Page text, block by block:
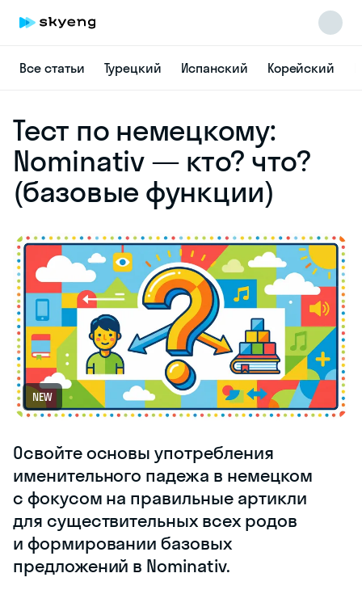
Все статьи Турецкий Испанский Корейский
Тест по немецкому:
Nominativ — кто? что?
(базовые функции)
NEW
Освойте основы употребления
именительного падежа в немецком
с фокусом на правильные артикли
для существительных всех родов
и формировании базовых
предложений в Nominativ.
online